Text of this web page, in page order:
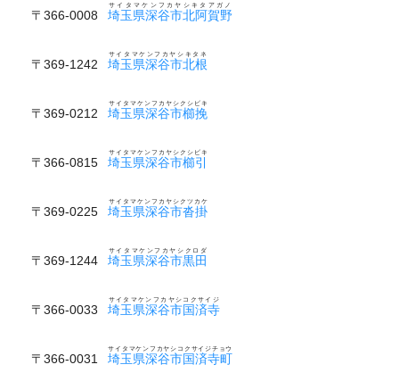
〒366-0008 埼玉県深谷市北阿賀野
サイタマケンフカヤシキタアガノ
〒369-1242 埼玉県深谷市北根
サイタマケンフカヤシキタネ
〒369-0212 埼玉県深谷市櫛挽
サイタマケンフカヤシクシビキ
〒366-0815 埼玉県深谷市櫛引
サイタマケンフカヤシクシビキ
〒369-0225 埼玉県深谷市沓掛
サイタマケンフカヤシクツカケ
〒369-1244 埼玉県深谷市黒田
サイタマケンフカヤシクロダ
〒366-0033 埼玉県深谷市国済寺
サイタマケンフカヤシコクサイジ
〒366-0031 埼玉県深谷市国済寺町
サイタマケンフカヤシコクサイジチョウ